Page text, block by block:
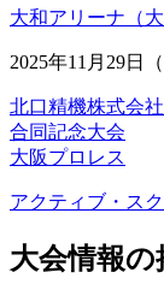
大和アリーナ（大
2025年11月29日
北口精機株式会
合同記念大会
大阪プロレス
アクティブ・ス
大会情報